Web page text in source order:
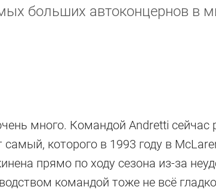
больших автоконцернов в
много. Командой Andretti сейчас
которого в 1993 году в
прямо по ходу сезона из-за
командой тоже не всё